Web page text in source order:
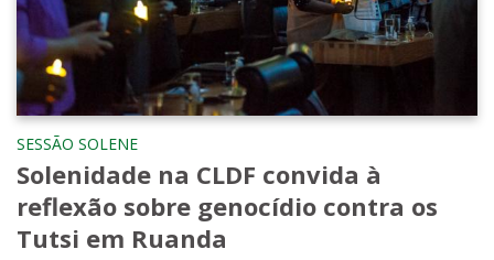
SESSÃO SOLENE
Solenidade na CLDF convida à
reflexão sobre genocídio contra os
Tutsi em Ruanda